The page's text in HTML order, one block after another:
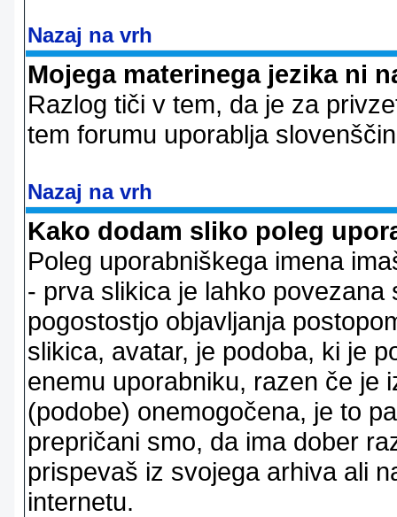
Nazaj na vrh
Mojega materinega jezika ni
Razlog tiči v tem, da je za
tem forumu uporablja
Nazaj na vrh
Kako dodam sliko poleg
Poleg uporabniškega imena
- prva slikica je lahko
pogostostjo objavljanja
slikica, avatar, je podoba, ki je
enemu uporabniku, razen če je
(podobe) onemogočena, je to
prepričani smo, da ima dober
prispevaš iz svojega arhiva ali
internetu.